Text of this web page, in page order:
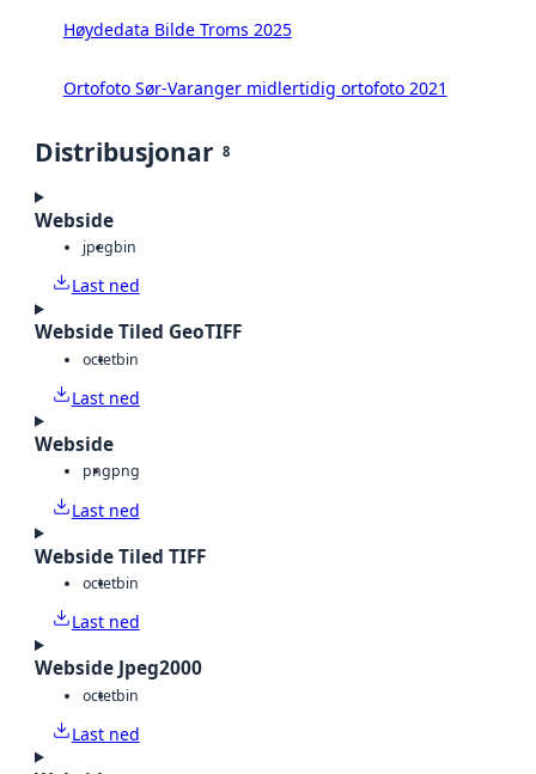
Høydedata Bilde Troms 2025
Ortofoto Sør-Varanger midlertidig ortofoto 2021
Distribusjonar 8
Webside
jpegbin
Last ned
Webside Tiled GeoTIFF
octetbin
Last ned
Webside
pngpng
Last ned
Webside Tiled TIFF
octetbin
Last ned
Webside Jpeg2000
octetbin
Last ned